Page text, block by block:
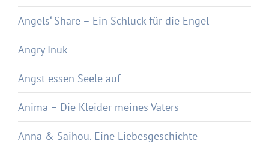
Angels‘ Share – Ein Schluck für die Engel
Angry Inuk
Angst essen Seele auf
Anima – Die Kleider meines Vaters
Anna & Saihou. Eine Liebesgeschichte